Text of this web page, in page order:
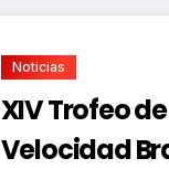
Noticias
XIV Trofeo de
Velocidad